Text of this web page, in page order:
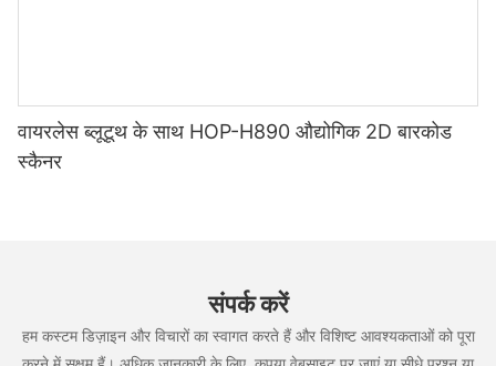
वायरलेस ब्लूटूथ के साथ HOP-H890 औद्योगिक 2D बारकोड
स्कैनर
संपर्क करें
हम कस्टम डिज़ाइन और विचारों का स्वागत करते हैं और विशिष्ट आवश्यकताओं को पूरा